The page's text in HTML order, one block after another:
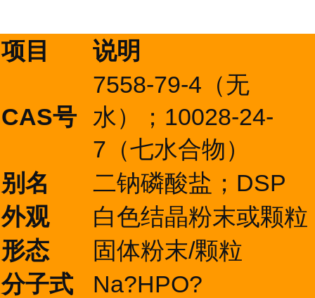
项目 说明
CAS号
7558-79-4（无
水）；10028-24-
7（七水合物）
别名
二钠磷酸盐；DSP
外观
白色结晶粉末或颗粒
形态
固体粉末/颗粒
分子式
Na?HPO?